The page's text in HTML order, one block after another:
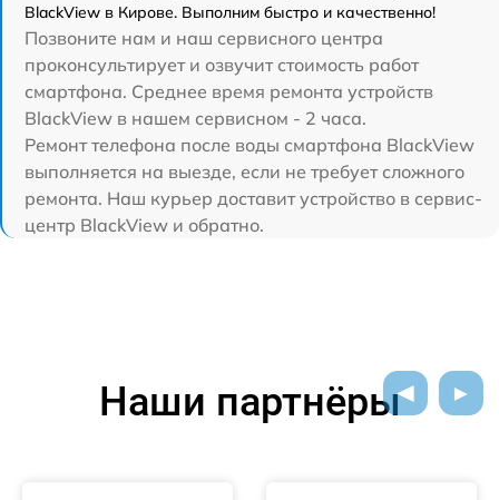
BlackView в Кирове. Выполним быстро и качественно!
Позвоните нам и наш сервисного центра
проконсультирует и озвучит стоимость работ
смартфона. Среднее время ремонта устройств
BlackView в нашем сервисном - 2 часа.
Ремонт телефона после воды смартфона BlackView
выполняется на выезде, если не требует сложного
ремонта. Наш курьер доставит устройство в сервис-
центр BlackView и обратно.
Наши партнёры